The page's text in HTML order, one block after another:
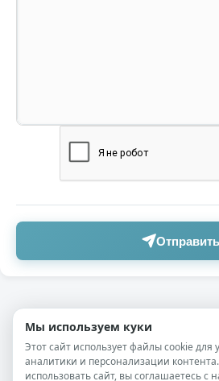
Отправить
🤷
Мы используем куки
Этот сайт использует файлы cookie
аналитики и персонализации
использовать сайт, вы соглашаетесь с